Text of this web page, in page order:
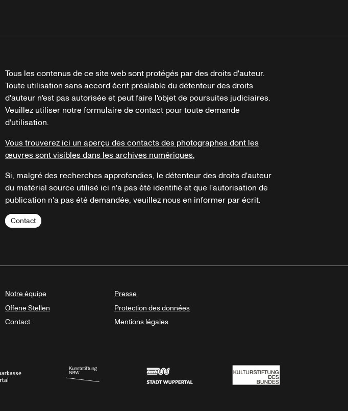
Tous les contenus de ce site web sont protégés par des droits d'auteur.
Toute utilisation sans accord écrit préalable du détenteur des droits
d'auteur n'est pas autorisée et peut faire l'objet de poursuites judiciaires.
Veuillez utiliser notre formulaire de contact pour toute demande
d'utilisation.
Vous trouverez ici un aperçu des contacts des photographes dont les
œuvres sont visibles dans les archives numériques.
Si, malgré des recherches approfondies, le détenteur des droits d'auteur
du matériel source utilisé ici n'a pas été identifié et que l'autorisation de
publication n'a pas été demandée, veuillez nous en informer par écrit.
Contact
Notre équipe
Offene Stellen
Contact
Presse
Protection des données
Mentions légales